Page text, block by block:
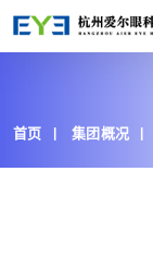
首页 集团概况